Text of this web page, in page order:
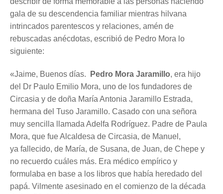
gala de su descendencia familiar mientras hilvana
intrincados parentescos y relaciones, amén de
rebuscadas anécdotas, escribió de Pedro Mora lo
siguiente:
«Jaime, Buenos días. Pedro Mora Jaramillo, era hijo
del Dr Paulo Emilio Mora, uno de los fundadores de
Circasia y de doña María Antonia Jaramillo Estrada,
hermana del Tuso Jaramillo. Casado con una señora
muy sencilla llamada Adelfa Rodríguez. Padre de Paula
Mora, que fue Alcaldesa de Circasia, de Manuel,
ya fallecido, de María, de Susana, de Juan, de Chepe y
no recuerdo cuáles más. Era médico empírico y
formulaba en base a los libros que había heredado del
papá. Vilmente asesinado en el comienzo de la década